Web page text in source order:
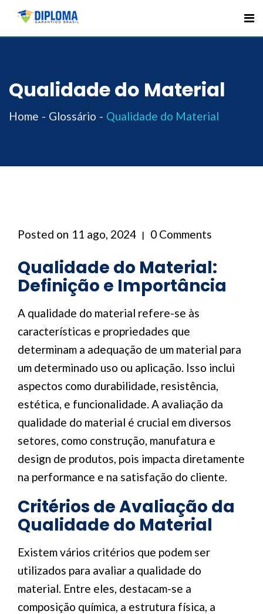
Skip
Qualidade do Material
Home Glossário Qualidade do Material
Posted on 11 ago, 2024 0 Comments
Qualidade do Material:
Definição e Importância
A qualidade do material refere-se às
características e propriedades que
determinam a adequação de um material para
um determinado uso ou aplicação. Isso inclui
aspectos como durabilidade, resistência,
estética, e funcionalidade. A avaliação da
qualidade do material é crucial em diversos
setores, como construção, manufatura e
design de produtos, pois impacta diretamente
na performance e na satisfação do cliente.
Critérios de Avaliação da
Qualidade do Material
Existem vários critérios que podem ser
utilizados para avaliar a qualidade do
material. Entre eles, destacam-se a
composição química, a estrutura física, a